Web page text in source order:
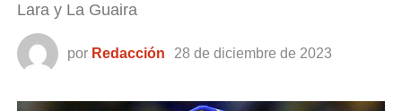
Lara y La Guaira
por Redacción 28 de diciembre de 2023